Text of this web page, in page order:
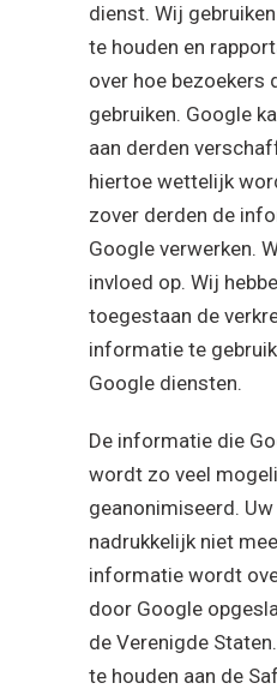
dienst. Wij
te houden en
over hoe bezoekers
gebruiken. Google
aan derden
hiertoe wettelijk
zover derden de
Google verwerken.
invloed op. Wij
toegestaan de
informatie te
Google diensten.
De informatie die
wordt zo veel
geanonimiseerd.
nadrukkelijk niet
informatie wordt
door Google
de Verenigde
te houden aan de